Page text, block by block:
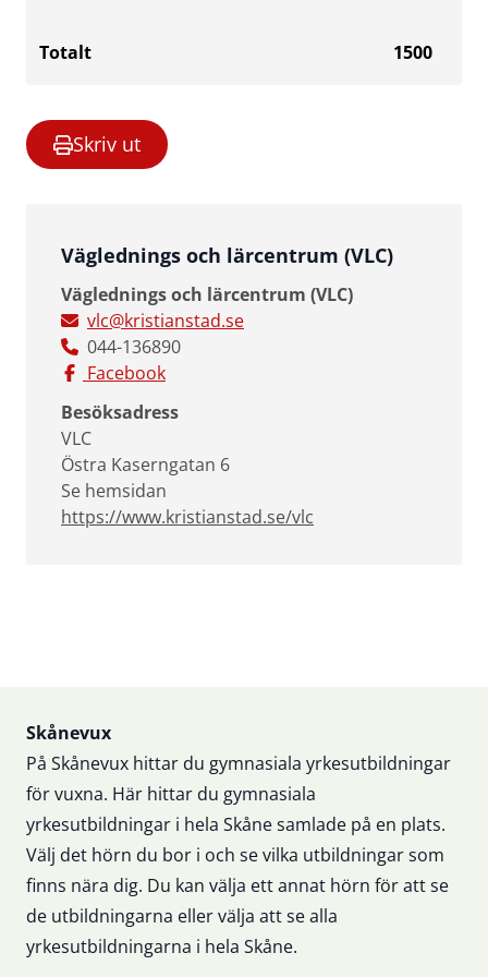
Totalt 1500
Skriv ut
Väglednings och lärcentrum (VLC)
Väglednings och lärcentrum (VLC)
vlc@kristianstad.se
044-136890
Facebook
Besöksadress
VLC
Östra Kaserngatan 6
Se hemsidan
https://www.kristianstad.se/vlc
Sidfot
Skånevux
På Skånevux hittar du gymnasiala yrkesutbildningar
för vuxna. Här hittar du gymnasiala
yrkesutbildningar i hela Skåne samlade på en plats.
Välj det hörn du bor i och se vilka utbildningar som
finns nära dig. Du kan välja ett annat hörn för att se
de utbildningarna eller välja att se alla
yrkesutbildningarna i hela Skåne.